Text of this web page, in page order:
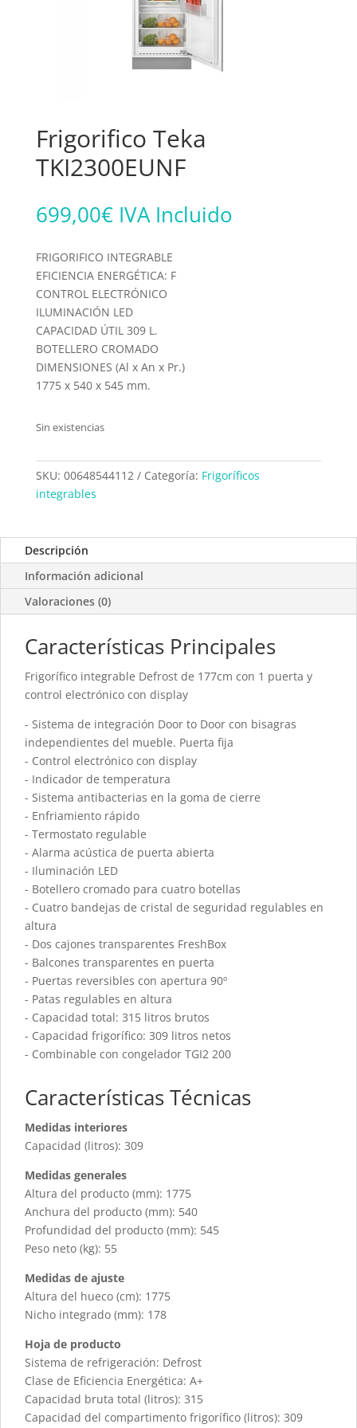
Frigorifico Teka
TKI2300EUNF
699,00€ IVA Incluido
FRIGORIFICO INTEGRABLE
EFICIENCIA ENERGÉTICA: F
CONTROL ELECTRÓNICO
ILUMINACIÓN LED
CAPACIDAD ÚTIL 309 L.
BOTELLERO CROMADO
DIMENSIONES (Al x An x Pr.)
1775 x 540 x 545 mm.
Sin existencias
SKU: 00648544112 Categoría: Frigoríficos
integrables
Descripción
Información adicional
Valoraciones (0)
Características Principales
Frigorífico integrable Defrost de 177cm con 1 puerta y
control electrónico con display
- Sistema de integración Door to Door con bisagras
independientes del mueble. Puerta fija
- Control electrónico con display
- Indicador de temperatura
- Sistema antibacterias en la goma de cierre
- Enfriamiento rápido
- Termostato regulable
- Alarma acústica de puerta abierta
- Iluminación LED
- Botellero cromado para cuatro botellas
- Cuatro bandejas de cristal de seguridad regulables en
altura
- Dos cajones transparentes FreshBox
- Balcones transparentes en puerta
- Puertas reversibles con apertura 90º
- Patas regulables en altura
- Capacidad total: 315 litros brutos
- Capacidad frigorífico: 309 litros netos
- Combinable con congelador TGI2 200
Características Técnicas
Medidas interiores
Capacidad (litros): 309
Medidas generales
Altura del producto (mm): 1775
Anchura del producto (mm): 540
Profundidad del producto (mm): 545
Peso neto (kg): 55
Medidas de ajuste
Altura del hueco (cm): 1775
Nicho integrado (mm): 178
Hoja de producto
Sistema de refrigeración: Defrost
Clase de Eficiencia Energética: A+
Capacidad bruta total (litros): 315
Capacidad del compartimento frigorífico (litros): 309